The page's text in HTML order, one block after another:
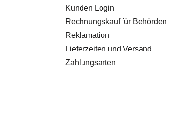
Kunden Login
Rechnungskauf für Behörden
Reklamation
Lieferzeiten und Versand
Zahlungsarten